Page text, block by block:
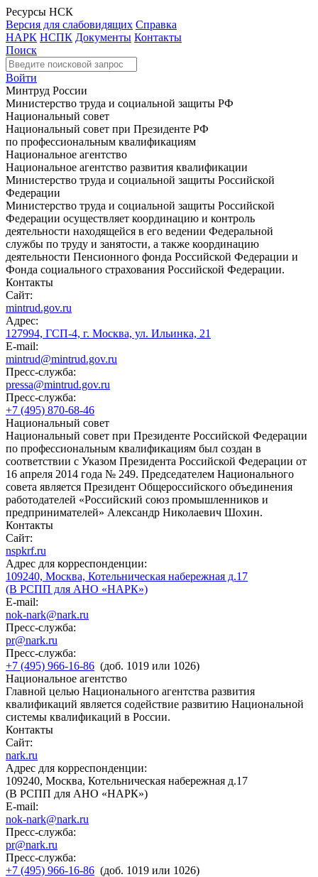
Ресурсы НСК
Версия для слабовидящих Справка
НАРК НСПК Документы Контакты
Поиск
Войти
Минтруд России
Министерство труда и социальной защиты РФ
Национальный совет
Национальный совет при Президенте РФ
по профессиональным квалификациям
Национальное агентство
Национальное агентство развития квалификации
Министерство труда и социальной защиты Российской
Федерации
Министерство труда и социальной защиты Российской
Федерации осуществляет координацию и контроль
деятельности находящейся в его ведении Федеральной
службы по труду и занятости, а также координацию
деятельности Пенсионного фонда Российской Федерации и
Фонда социального страхования Российской Федерации.
Контакты
Сайт:
mintrud.gov.ru
Адрес:
127994, ГСП-4, г. Москва, ул. Ильинка, 21
E-mail:
mintrud@mintrud.gov.ru
Пресс-служба:
pressa@mintrud.gov.ru
Пресс-служба:
+7 (495) 870-68-46
Национальный совет
Национальный совет при Президенте Российской Федерации
по профессиональным квалификациям был создан в
соответствии с Указом Президента Российской Федерации от
16 апреля 2014 года № 249. Председателем Национального
совета является Президент Общероссийского объединения
работодателей «Российский союз промышленников и
предпринимателей» Александр Николаевич Шохин.
Контакты
Сайт:
nspkrf.ru
Адрес для корреспонденции:
109240, Москва, Котельническая набережная д.17
(В РСПП для АНО «НАРК»)
E-mail:
nok-nark@nark.ru
Пресс-служба:
pr@nark.ru
Пресс-служба:
+7 (495) 966-16-86 (доб. 1019 или 1026)
Национальное агентство
Главной целью Национального агентства развития
квалификаций является содействие развитию Национальной
системы квалификаций в России.
Контакты
Сайт:
nark.ru
Адрес для корреспонденции:
109240, Москва, Котельническая набережная д.17
(В РСПП для АНО «НАРК»)
E-mail:
nok-nark@nark.ru
Пресс-служба:
pr@nark.ru
Пресс-служба:
+7 (495) 966-16-86 (доб. 1019 или 1026)